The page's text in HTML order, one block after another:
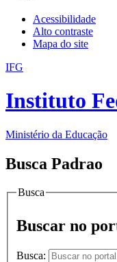
Acessibilidade
Alto contraste
Mapa do site
IFG
Instituto
Ministério da Educação
Busca Padrao
Busca
Buscar no
Busca: